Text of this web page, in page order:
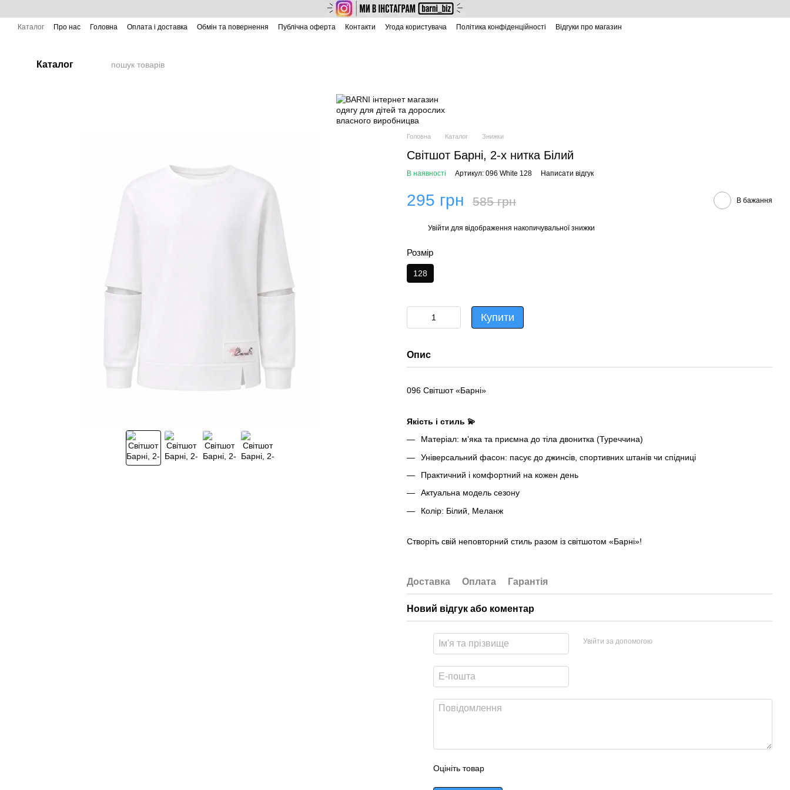
Каталог Про нас Головна Оплата і доставка Обмін та повернення Публічна оферта Контакти Угода користувача Політика конфіденційності Відгуки про магазин
Каталог
Головна Каталог Знижки
Світшот Барні, 2-х нитка Білий
В наявності Артикул: 096 White 128 Написати відгук
295 грн 585 грн В бажання
Увійти для відображення накопичувальної знижки
Розмір
128
Купити
Опис
096 Світшот «Барні»
Якість і стиль 💫
Матеріал: м’яка та приємна до тіла двонитка (Туреччина)
Універсальний фасон: пасує до джинсів, спортивних штанів чи спідниці
Практичний і комфортний на кожен день
Актуальна модель сезону
Колір: Білий, Меланж
Створіть свій неповторний стиль разом із світшотом «Барні»!
Доставка Оплата Гарантія
Новий відгук або коментар
Увійти за допомогою
Оцініть товар